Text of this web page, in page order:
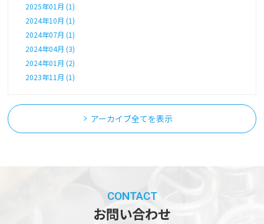
2025年01月 (1)
2024年10月 (1)
2024年07月 (1)
2024年04月 (3)
2024年01月 (2)
2023年11月 (1)
アーカイブ全てを表示
CONTACT
お問い合わせ